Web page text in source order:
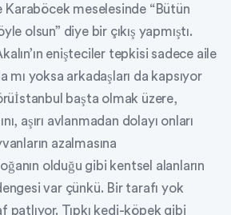
Karaböcek meselesinde “Bütün
olsun” diye bir çıkış yapmıştı.
enişteciler tepkisi sadece aile
mı yoksa arkadaşları da kapsıyor
başta olmak üzere,
aşırı avlanmadan dolayı onları
azalmasına
olduğu gibi kentsel alanların
var çünkü. Bir tarafı yok
patlıyor. Tıpkı kedi-köpek gibi